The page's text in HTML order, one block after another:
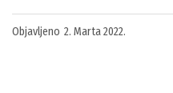
Objavljeno 2. Marta 2022.